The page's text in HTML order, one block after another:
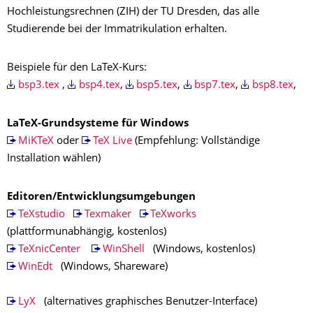
Hochleistungsrechnen (ZIH) der TU Dresden, das alle
Studierende bei der Immatrikulation erhalten.
Beispiele für den LaTeX-Kurs:
bsp3.tex, bsp4.tex, bsp5.tex, bsp7.tex, bsp8.tex,
LaTeX-Grundsysteme für Windows
MiKTeXoder TeX Live(Empfehlung: Vollständige
Installation wählen)
Editoren/Entwicklungsumgebungen
TeXstudio
Texmaker
TeXworks
(plattformunabhängig, kostenlos)
TeXnicCenter
WinShell (Windows, kostenlos)
WinEdt(Windows, Shareware)
LyX(alternatives graphisches Benutzer-Interface)